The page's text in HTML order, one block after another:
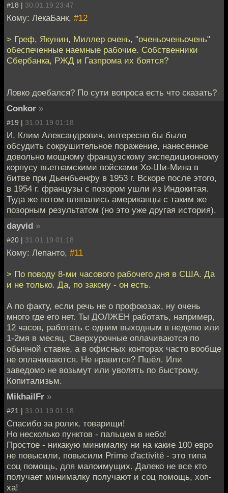
#18 | 30.01.19 23:47
Кому: ЛекаБанк, #12
> Греф, Якунин, Миллер очень, "оченьоченьочень"
обеспеченные наемные рабочие. Собственники
Сбербанка, РЖД и Газпрома их боятся?
Ловко доебался? По сути вопроса есть что сказать?
Conkor »
#19 | 31.01.19 01:18
И, Клим Александрович, интересно бы было
обсудить сокрушительное поражение, нанесенное
довольно мощному французскому экспедиционному
корпусу вьетнамскими войсками Хо-Ши-Мина в
битве при Дьенбьенфу в 1953 г. Вскоре после этого,
в 1954 г. французы с позором ушли из Индокитая.
Туда же потом вляпались американцы с таким же
позорным результатом (но это уже другая история).
dayvid »
#20 | 31.01.19 01:18
Кому: Лепанто, #11
> По поводу 8-ми часового рабочего дня в США. Да
и не только. Да, по закону - он есть.
А по факту, если речь не о профоюзах, ну очень
много где его нет. Ты ДОЛЖЕН работать, например,
12 часов, работать с одним выходным в неделю или
1-2мя в месяц. Сверхурочные оплачиваются по
обычной ставке, а в офисных конторах часто вообще
не оплачиваются. Не нравится? Пшёл. Или
заведомо не возьмут или уволять по быстрому.
Копитализьм.
MikhailFr »
#21 | 31.01.19 01:18
Спасибо за ролик, товарищи!
Но несколько пунктов - пальцем в небо!
Простое - никакую минималку ни на какие 100 евро
не повысили, повысили Prime d'activité - это типа
соц помощь, для малоимущих. Далеко не все кто
получает минималку получают и соц помощь, хоп-
ха!